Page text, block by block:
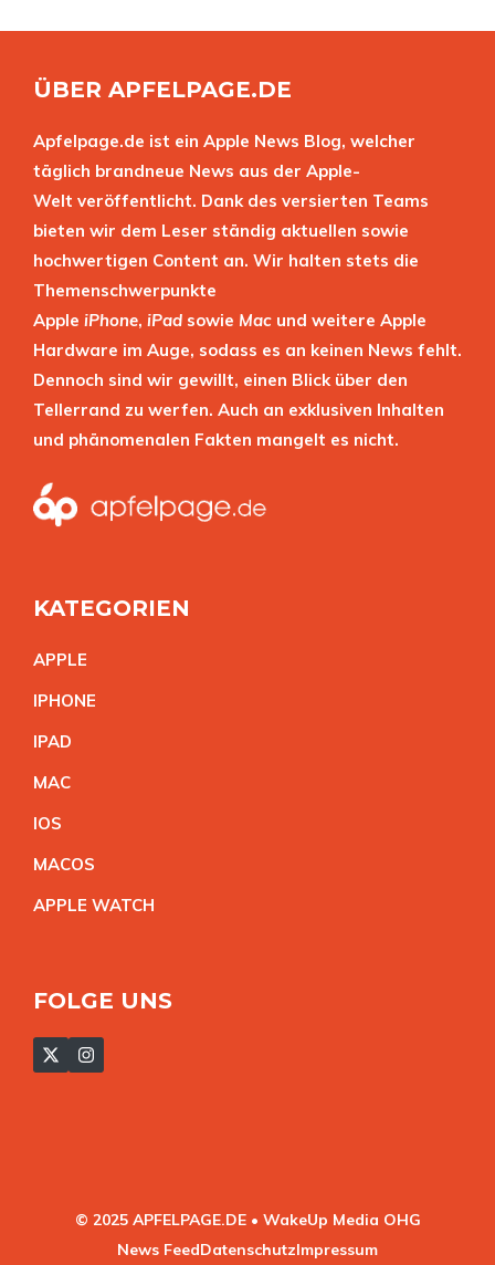
ÜBER APFELPAGE.DE
Apfelpage.de ist ein Apple News Blog, welcher
täglich brandneue News aus der Apple-
Welt veröffentlicht. Dank des versierten Teams
bieten wir dem Leser ständig aktuellen sowie
hochwertigen Content an. Wir halten stets die
Themenschwerpunkte
Apple iPhone, iPad sowie Mac und weitere Apple
Hardware im Auge, sodass es an keinen News fehlt.
Dennoch sind wir gewillt, einen Blick über den
Tellerrand zu werfen. Auch an exklusiven Inhalten
und phänomenalen Fakten mangelt es nicht.
KATEGORIEN
APPLE
IPHONE
IPAD
MAC
IOS
MACOS
APPLE WATCH
FOLGE UNS
© 2025 APFELPAGE.DE • WakeUp Media OHG
News FeedDatenschutzImpressum